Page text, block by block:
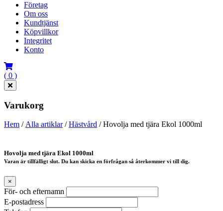
Företag
Om oss
Kundtjänst
Köpvillkor
Integritet
Konto
( 0 )
Varukorg
Hem /Alla artiklar/Hästvård / Hovolja med tjära Ekol 1000ml
Hovolja med tjära Ekol 1000ml
Varan är tillfälligt slut. Du kan skicka en förfrågan så återkommer vi till dig.
×
För- och efternamn
E-postadress